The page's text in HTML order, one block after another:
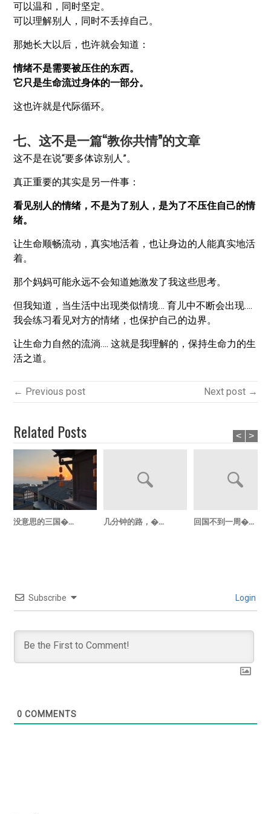
可以温和，同时坚定。
可以理解别人，同时不丢掉自己。
那她长大以后，也许就会知道：
情绪不是需要被压住的东西。
它只是生命流过身体的一部分。
这也许就是代际循环。
七、这不是一篇“教你共情”的文章
这不是在说“要多体谅别人”。
真正重要的其实是另一件事：
看见别人的情绪，不是为了别人，是为了不压住自己的情
绪。
让生命顺畅流动，真实地活着，也让身边的人能真实地活
着。
那个妈妈可能永远不会知道她激发了我这些思考。
但我知道，当生活中出现类似情境… 育儿中不断会出现….
我会练习看见对方的情绪，也保护自己的边界。
让生命力自然的流淌…. 这就是我理解的，保持生命力的生
活之道。
← Previous post Next post →
Related Posts
没意思的三国�... 几分钟的路，�... 回国不到一周�...
< >
Subscribe Login
0 COMMENTS